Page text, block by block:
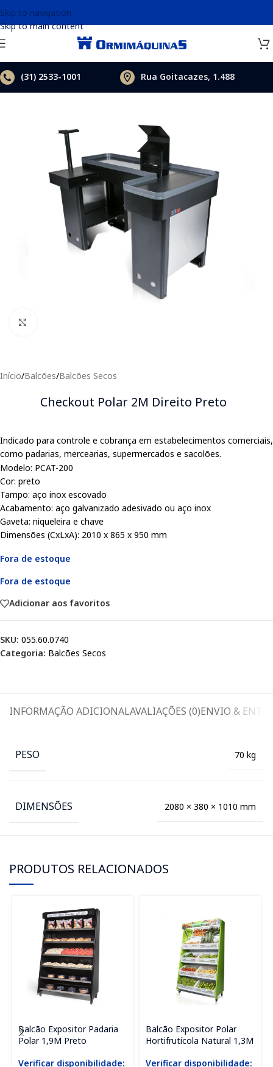
Skip to navigation
Skip to main content
(31) 2533-1001 Rua Goitacazes, 1.488
Início/Balcões/Balcões Secos
Checkout Polar 2M Direito Preto
Indicado para controle e cobrança em estabelecimentos comerciais,
como padarias, mercearias, supermercados e sacolões.
Modelo: PCAT-200
Cor: preto
Tampo: aço inox escovado
Acabamento: aço galvanizado adesivado ou aço inox
Gaveta: niqueleira e chave
Dimensões (CxLxA): 2010 x 865 x 950 mm
Fora de estoque
Fora de estoque
Adicionar aos favoritos
SKU: 055.60.0740
Categoria: Balcões Secos
INFORMAÇÃO ADICIONALAVALIAÇÕES (0)ENVIO &
PESO 70 kg
DIMENSÕES 2080 × 380 × 1010 mm
PRODUTOS RELACIONADOS
Balcão Expositor Padaria
Polar 1,9M Preto
Verificar disponibilidade:
Balcão Expositor Polar
Hortifrutícola Natural 1,3M
Verificar disponibilidade: